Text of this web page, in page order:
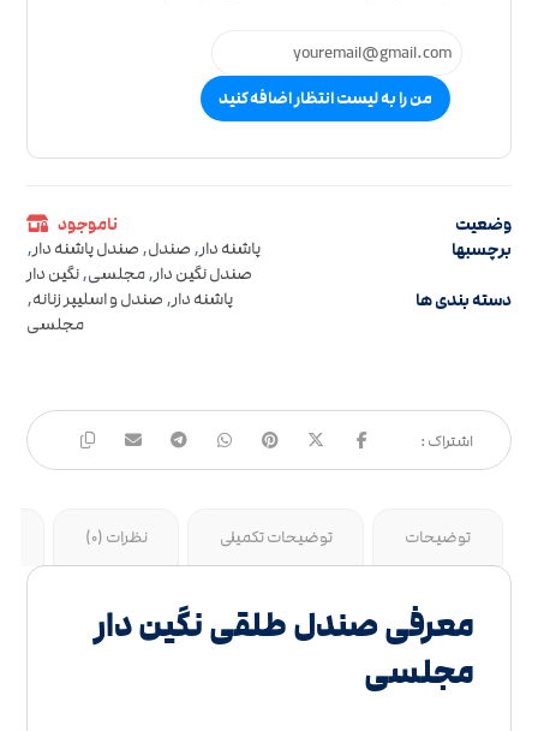
من را به لیست انتظار اضافه کنید
وضعیت
ناموجود
برچسبها
پاشنه دار, صندل, صندل پاشنه دار,
صندل نگین دار,مجلسی,نگین دار
دسته بندی ها پاشنه دار, صندل و اسلیپر زنانه,
مجلسی
توضیحات توضیحات تکمیلی نظرات (0)
معرفی صندل طلقی نگین دار
مجلسی